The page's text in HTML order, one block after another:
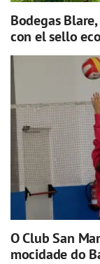
Bodegas
con el sello
O Club San
mocidade do